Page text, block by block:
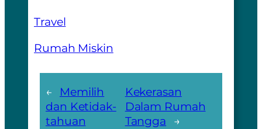
Travel
Rumah Miskin
←
Memilih
dan Ketidak-
tahuan
Kekerasan
Dalam Rumah
Tangga
→